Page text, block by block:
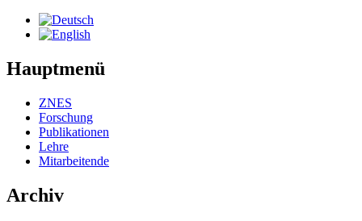
Hauptmenü
ZNES
Forschung
Publikationen
Lehre
Mitarbeitende
Archiv